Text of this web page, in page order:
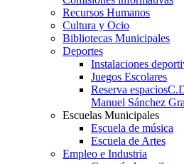
Recursos Humanos
Cultura y Ocio
Bibliotecas Municipales
Deportes
Instalaciones
Juegos Escolares
Reserva espacios
Manuel Sánchez
Escuelas Municipales
Escuela de música
Escuela de Artes
Empleo e Industria